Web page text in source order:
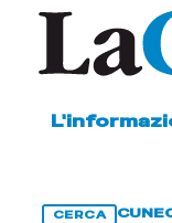
CERCA